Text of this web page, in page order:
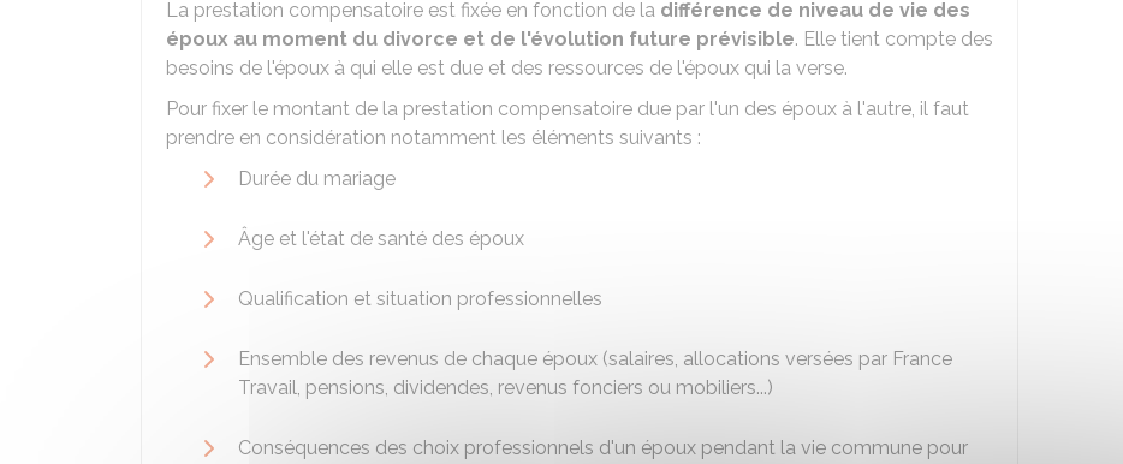
La prestation compensatoire est fixée en fonction de la différence de niveau de vie des
époux au moment du divorce et de l'évolution future prévisible. Elle tient compte des
besoins de l'époux à qui elle est due et des ressources de l'époux qui la verse.
Pour fixer le montant de la prestation compensatoire due par l'un des époux à l'autre, il faut
prendre en considération notamment les éléments suivants :
Durée du mariage
Âge et l'état de santé des époux
Qualification et situation professionnelles
Ensemble des revenus de chaque époux (salaires, allocations versées par France
Travail, pensions, dividendes, revenus fonciers ou mobiliers...)
Conséquences des choix professionnels d'un époux pendant la vie commune pour